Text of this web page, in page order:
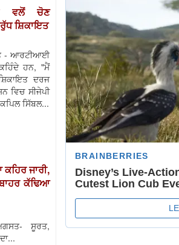
ਵਲੋਂ ਚੋਣ
ਸ਼ਿਕਾਇਤ
- ਆਰਟੀਆਈ
ਹਨ, "ਮੈਂ
ਦਰਜ
ਵਿਚ ਸੀਜੇਪੀ
ਸਿੱਬਲ...
ਕਹਿਰ ਜਾਰੀ,
ਕੱਢਿਆ
ਸੂਰਤ,